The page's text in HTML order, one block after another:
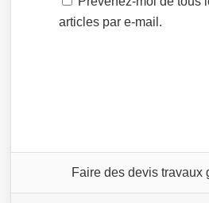
articles par e-mail.
Faire des devis travaux